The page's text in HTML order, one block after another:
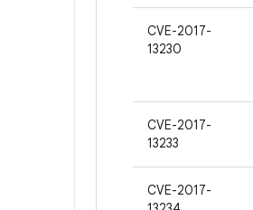
CVE-2017-
13230
CVE-2017-
13233
CVE-2017-